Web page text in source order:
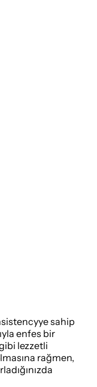
sahip
enfes bir
lezzetli
rağmen,